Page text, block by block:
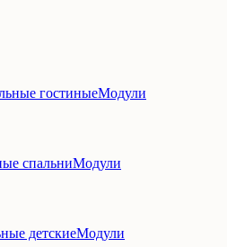
гостиныеМодули
спальниМодули
детскиеМодули